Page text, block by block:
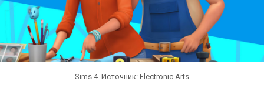
Sims 4. Источник: Electronic Arts